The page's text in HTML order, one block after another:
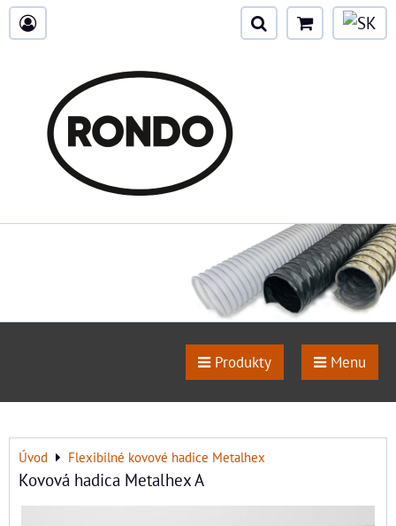
Produkty Menu
Úvod Flexibilné kovové hadice Metalhex
Kovová hadica Metalhex A